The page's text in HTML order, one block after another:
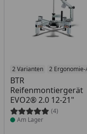
2 Varianten 2
BTR
Reifenmontiergerät
EVO2® 2.0 12-21"
(4)
Produkt am Lager
Am Lager